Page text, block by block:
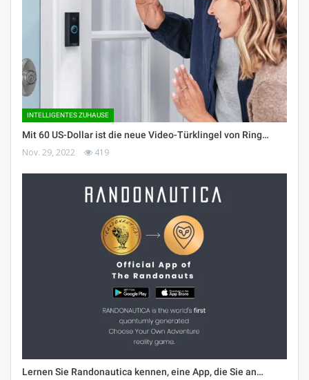
INTELLIGENTES ZUHAUSE
Mit 60 US-Dollar ist die neue Video-Türklingel von Ring…
Nov. 29, 2022 419
Lernen Sie Randonautica kennen, eine App, die Sie an…